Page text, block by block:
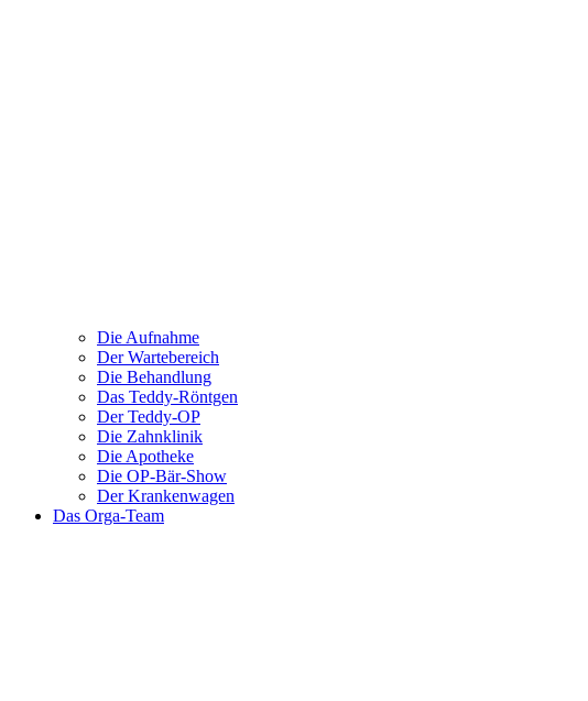
Die Aufnahme
Der Wartebereich
Die Behandlung
Das Teddy-Röntgen
Der Teddy-OP
Die Zahnklinik
Die Apotheke
Die OP-Bär-Show
Der Krankenwagen
Das Orga-Team